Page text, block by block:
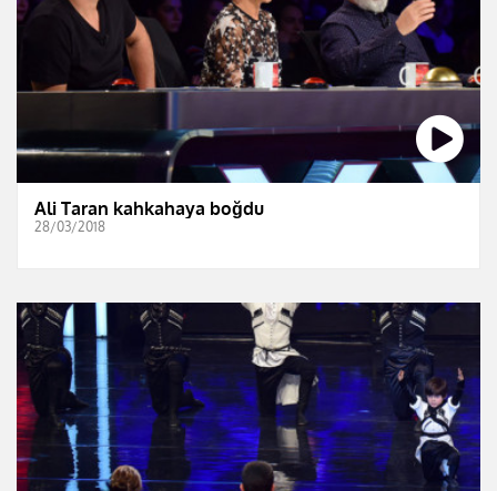
Ali Taran kahkahaya boğdu
28/03/2018